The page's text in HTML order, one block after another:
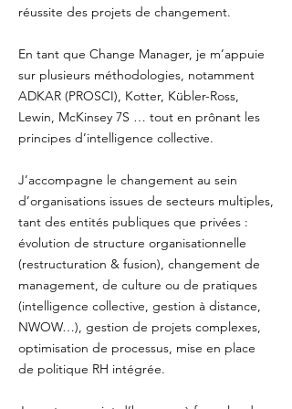
réussite des projets de changement.
En tant que Change Manager, je m’appuie
sur plusieurs méthodologies, notamment
ADKAR (PROSCI), Kotter, Kübler-Ross,
Lewin, McKinsey 7S … tout en prônant les
principes d’intelligence collective.
J’accompagne le changement au sein
d’organisations issues de secteurs multiples,
tant des entités publiques que privées :
évolution de structure organisationnelle
(restructuration & fusion), changement de
management, de culture ou de pratiques
(intelligence collective, gestion à distance,
NWOW…), gestion de projets complexes,
optimisation de processus, mise en place
de politique RH intégrée.